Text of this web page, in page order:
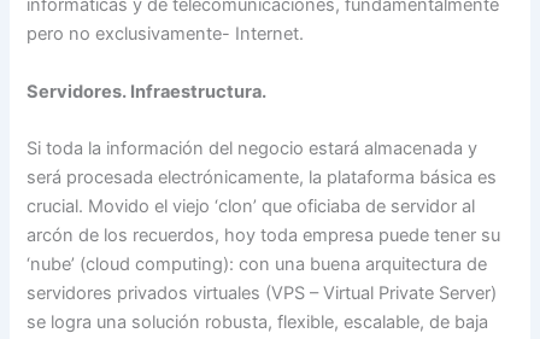
informáticas y de telecomunicaciones, fundamentalmente
pero no exclusivamente- Internet.
Servidores. Infraestructura.
Si toda la información del negocio estará almacenada y
será procesada electrónicamente, la plataforma básica es
crucial. Movido el viejo ‘clon’ que oficiaba de servidor al
arcón de los recuerdos, hoy toda empresa puede tener su
‘nube’ (cloud computing): con una buena arquitectura de
servidores privados virtuales (VPS – Virtual Private Server)
se logra una solución robusta, flexible, escalable, de baja